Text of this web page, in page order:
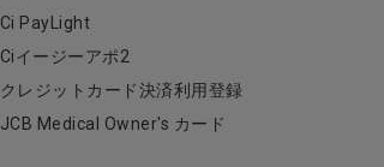
Ci PayLight
Ciイージーアポ2
クレジットカード決済利用登録
JCB Medical Owner's カード